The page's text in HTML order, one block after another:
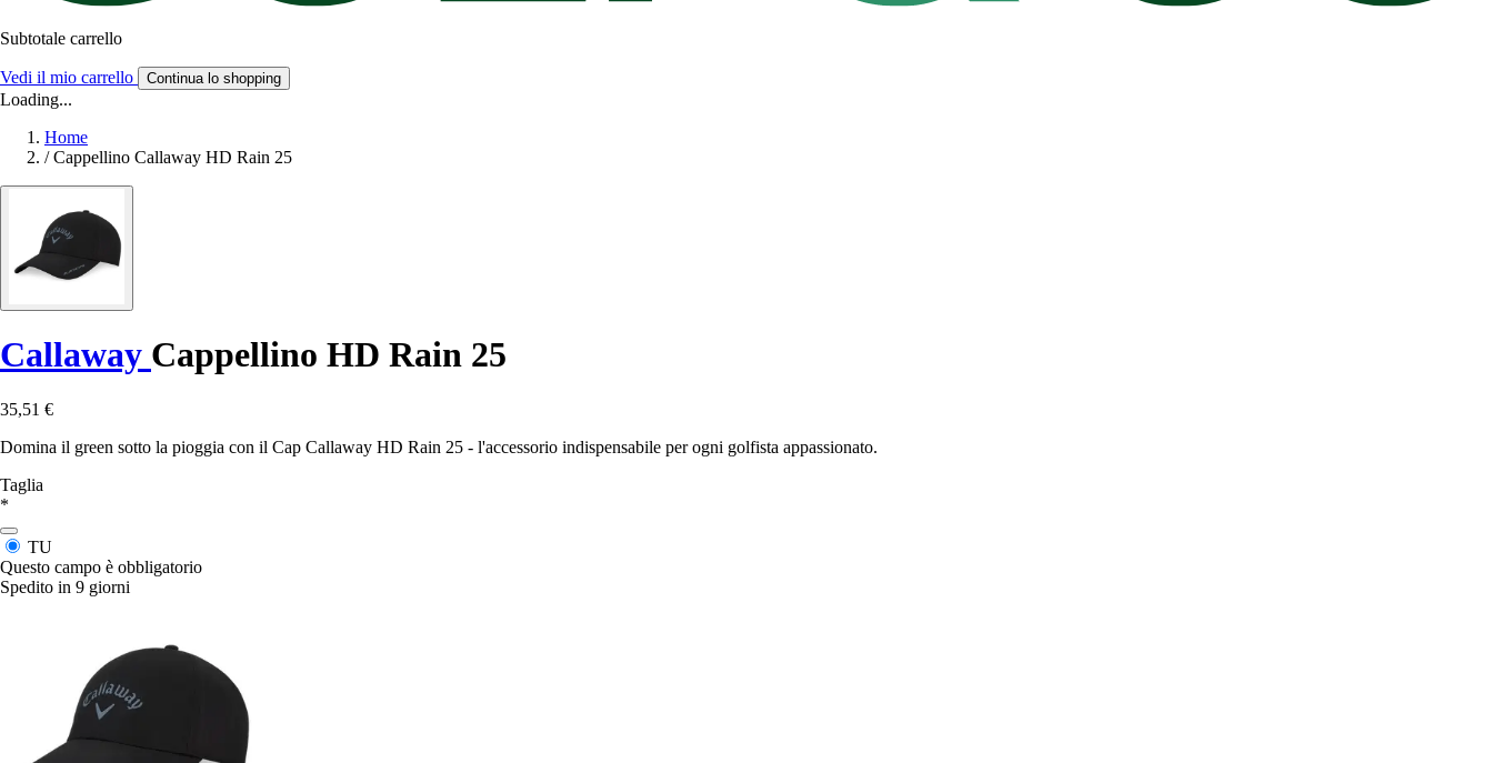
Subtotale carrello
Vedi il mio carrello Continua lo shopping
Loading...
Home
/ Cappellino Callaway HD Rain 25
Callaway Cappellino HD Rain 25
35,51 €
Domina il green sotto la pioggia con il Cap Callaway HD Rain 25 - l'accessorio indispensabile per ogni golfista appassionato.
Taglia
*
TU
Questo campo è obbligatorio
Spedito in 9 giorni